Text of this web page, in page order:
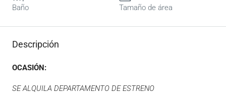
Baño
Tamaño de área
Descripción
OCASIÓN:
SE ALQUILA DEPARTAMENTO DE ESTRENO